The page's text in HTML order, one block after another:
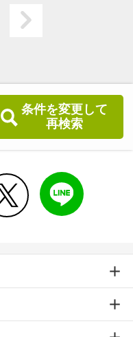
条件を変更して
再検索